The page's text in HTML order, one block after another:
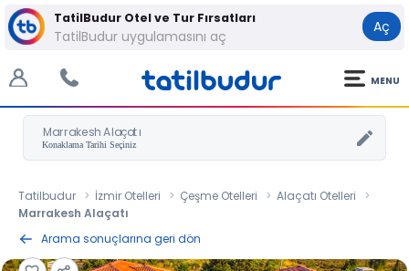
TatilBudur Otel ve Tur Fırsatları
TatilBudur uygulamasını aç
Aç
MENU
Marrakesh Alaçatı
Tatilbudur İzmir Otelleri Çeşme Otelleri
Alaçatı Otelleri
Marrakesh Alaçatı
Arama sonuçlarına geri dön